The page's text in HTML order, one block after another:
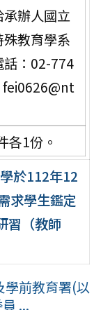
辦人國立
教育學系
話：02-774
各1份。
於112年12
求學生鑑定
習（教師
前教育署(以
...